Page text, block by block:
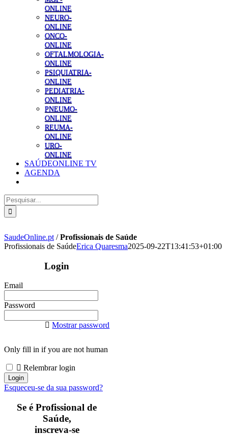
ONLINE
NEURO-
ONLINE
ONCO-
ONLINE
OFTALMOLOGIA-
ONLINE
PSIQUIATRIA-
ONLINE
PEDIATRIA-
ONLINE
PNEUMO-
ONLINE
REUMA-
ONLINE
URO-
ONLINE
SAÚDEONLINE TV
AGENDA
Pesquisar
SaudeOnline.pt /Profissionais de Saúde
Profissionais de SaúdeErica Quaresma2025-09-22T13:41:53+01:00
Login
Email
Password
Mostrar password
Only fill in if you are not human
Relembrar login
Esqueceu-se da sua password?
Se é Profissional de
Saúde,
inscreva-se